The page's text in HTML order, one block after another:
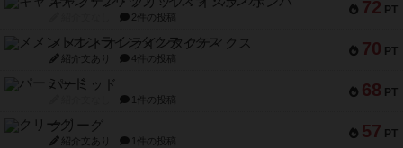
72 PT
2件の投稿
70 PT
メメントオンラインタクティクス
紹介文あり 4件の投稿
68 PT
パーミッド
1件の投稿
57 PT
クリーグ
紹介文あり 1件の投稿